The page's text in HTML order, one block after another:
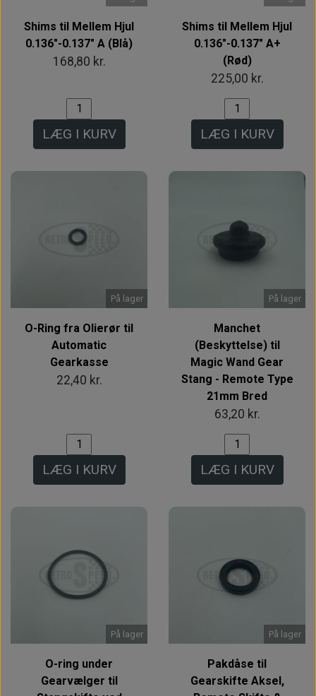
Shims til Mellem Hjul
0.136"-0.137" A (Blå)
168,80 kr.
LÆG I KURV
Shims til Mellem Hjul
0.136"-0.137" A+
(Rød)
225,00 kr.
LÆG I KURV
På lager
O-Ring fra Olierør til
Automatic
Gearkasse
22,40 kr.
LÆG I KURV
På lager
Manchet
(Beskyttelse) til
Magic Wand Gear
Stang - Remote Type
21mm Bred
63,20 kr.
LÆG I KURV
På lager
O-ring under
Gearvælger til
På lager
Pakdåse til
Gearskifte Aksel,